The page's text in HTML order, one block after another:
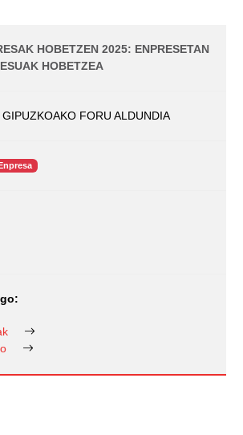
HOBETZEN 2025: ENPRESETAN
HOBETZEA
GIPUZKOAKO FORU ALDUNDIA
Enpresa